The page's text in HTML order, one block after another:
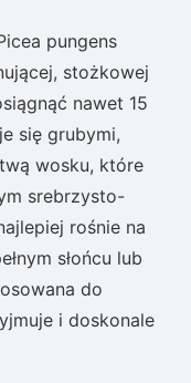
pungens
stożkowej
nawet 15
się grubymi,
wosku, które
srebrzysto-
rośnie na
słońcu lub
do
i doskonale